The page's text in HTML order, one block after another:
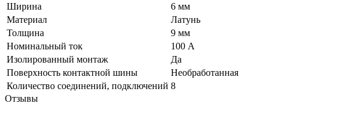
Ширина
6 мм
Материал
Латунь
Толщина
9 мм
Номинальный ток
100 А
Изолированный монтаж
Да
Поверхность контактной шины
Необработанная
Количество соединений, подключений 8
Отзывы